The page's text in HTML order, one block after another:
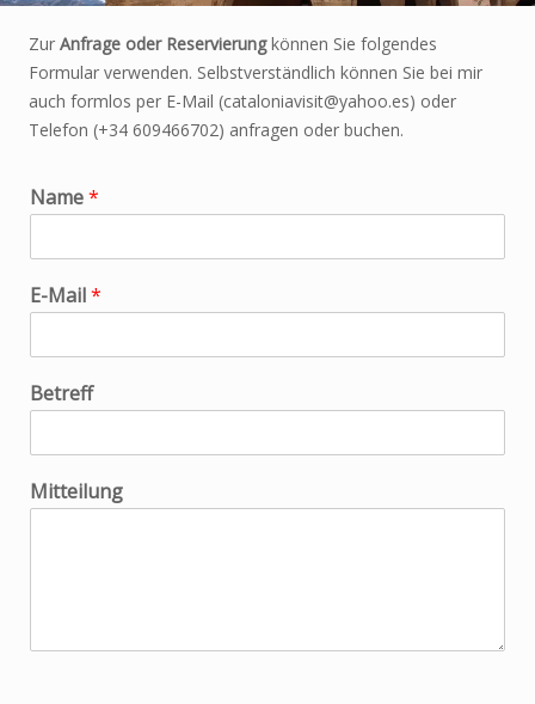
Zur Anfrage oder Reservierungkönnen Sie folgendes
Formular verwenden. Selbstverständlich können Sie bei mir
auch formlos per E-Mail (cataloniavisit@yahoo.es) oder
Telefon (+34 609466702) anfragen oder buchen.
Name*
E-Mail*
Betreff
Mitteilung